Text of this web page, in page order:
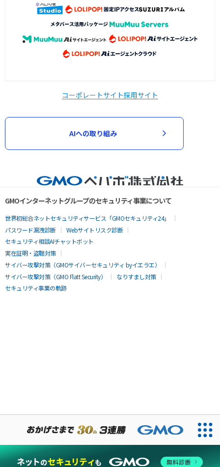
コーポレートサイト採用サイト
AIへの取り組み
GMOインターネットグループのセキュリティ事業について
世界初総合ネットセキュリティサービス「GMOセキュリティ24」
パスワード漏洩診断
Webサイトリスク診断
セキュリティ相談AIチャットボット
実在証明・盗聴対策
サイバー攻撃対策（GMOサイバーセキュリティ byイエラエ）
サイバー攻撃対策（GMO Flatt Security）
なりすまし対策
セキュリティ事業の軌跡
無料診断